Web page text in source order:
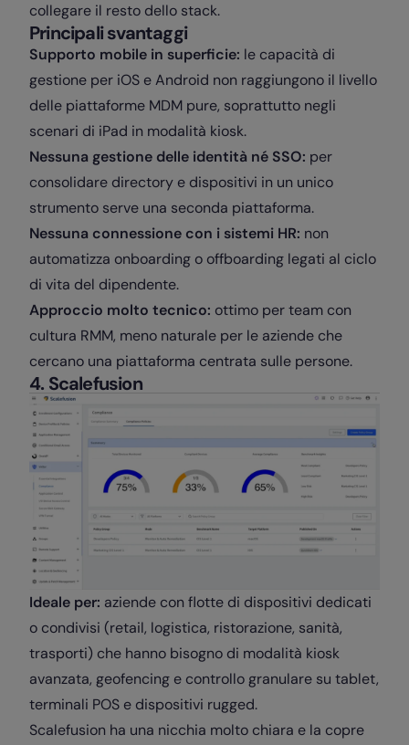
collegare il resto dello stack.
Principali svantaggi
Supporto mobile in superficie: le capacità di
gestione per iOS e Android non raggiungono il livello
delle piattaforme MDM pure, soprattutto negli
scenari di iPad in modalità kiosk.
Nessuna gestione delle identità né SSO: per
consolidare directory e dispositivi in un unico
strumento serve una seconda piattaforma.
Nessuna connessione con i sistemi HR: non
automatizza onboarding o offboarding legati al ciclo
di vita del dipendente.
Approccio molto tecnico: ottimo per team con
cultura RMM, meno naturale per le aziende che
cercano una piattaforma centrata sulle persone.
4. Scalefusion
Ideale per: aziende con flotte di dispositivi dedicati
o condivisi (retail, logistica, ristorazione, sanità,
trasporti) che hanno bisogno di modalità kiosk
avanzata, geofencing e controllo granulare su tablet,
terminali POS e dispositivi rugged.
Scalefusion ha una nicchia molto chiara e la copre